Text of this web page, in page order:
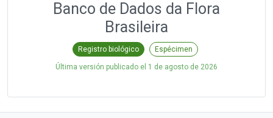
Banco de Dados da Flora
Brasileira
Registro biológico Espécimen
Última versión publicado el 1 de agosto de 2026